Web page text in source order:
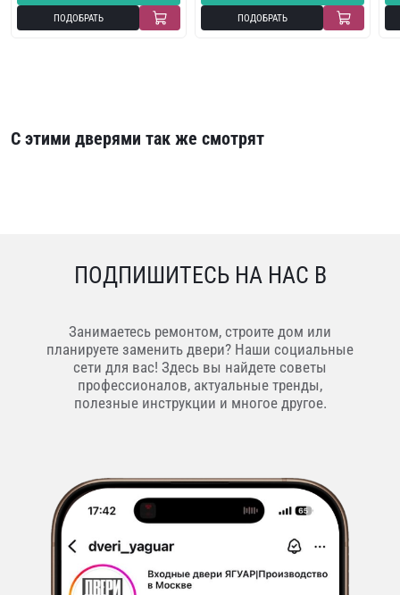
ПОДОБРАТЬ ПОДОБРАТЬ
С этими дверями так же смотрят
ПОДПИШИТЕСЬ НА НАС В
Занимаетесь ремонтом, строите дом или
планируете заменить двери? Наши социальные
сети для вас! Здесь вы найдете советы
профессионалов, актуальные тренды,
полезные инструкции и многое другое.